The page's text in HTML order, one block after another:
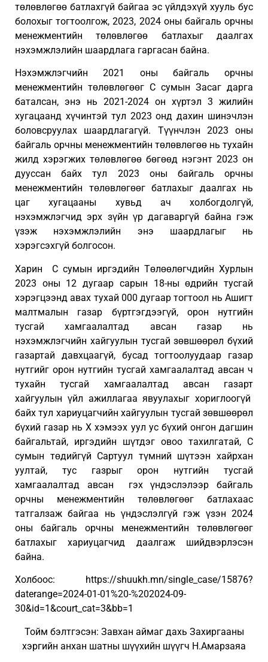
төлөвлөгөө батлахгүй байгаа эс үйлдэхүй хууль бус
болохыг тогтоолгож, 2023, 2024 оны байгаль орчны
менежментийн төлөвлөгөө батлахыг даалгах
нэхэмжлэлийн шаардлага гаргасан байна.
Нэхэмжлэгчийн 2021 оны байгаль орчны
менежментийн төлөвлөгөөг С сумын Засаг дарга
баталсан, энэ нь 2021-2024 он хүртэл 3 жилийн
хугацаанд хүчинтэй тул 2023 онд дахин шинэчлэн
боловсруулах шаардлагагүй. Түүнчлэн 2023 оны
байгаль орчны менежментийн төлөвлөгөө нь тухайн
жилд хэрэгжих төлөвлөгөө бөгөөд нэгэнт 2023 он
дууссан байх тул 2023 оны байгаль орчны
менежментийн төлөвлөгөөг батлахыг даалгах нь
цаг хугацааны хувьд ач холбогдолгүй,
нэхэмжлэгчид эрх зүйн үр дагаваргүй байна гэж
үзэж нэхэмжлэлийн энэ шаардлагыг нь
хэрэгсэхгүй болгосон.
Харин С сумын иргэдийн Төлөөлөгчдийн Хурлын
2023 оны 12 дугаар сарын 18-ны өдрийн тусгай
хэрэгцээнд авах тухай 000 дугаар тогтоол нь Ашигт
малтмалын газар бүртгэгдээгүй, орон нутгийн
тусгай хамгаалалтад авсан газар нь
нэхэмжлэгчийн хайгуулын тусгай зөвшөөрөл бүхий
газартай давхцаагүй, бусад тогтоолуудаар газар
нутгийг орон нутгийн тусгай хамгаалалтад авсан ч
тухайн тусгай хамгаалалтад авсан газарт
хайгуулын үйл ажиллагаа явуулахыг хориглоогүй
байх тул хариуцагчийн хайгуулын тусгай зөвшөөрөл
бүхий газар нь Х хэмээх уул ус бүхий онгон дагшин
байгальтай, иргэдийн шүтдэг овоо тахилгатай, С
сумын төдийгүй Сартуул түмний шүтээн хайрхан
уултай, тус газрыг орон нутгийн тусгай
хамгаалалтад авсан гэх үндэслэлээр байгаль
орчны менежментийн төлөвлөгөөг батлахаас
татгалзаж байгаа нь үндэслэлгүй гэж үзэн 2024
оны байгаль орчны менежментийн төлөвлөгөөг
батлахыг хариуцагчид даалгаж шийдвэрлэсэн
байна.
Холбоос: https://shuukh.mn/single_case/15876?
daterange=2024-01-01%20-%202024-09-
30&id=1&court_cat=3&bb=1
Тойм бэлтгэсэн: Завхан аймаг дахь Захиргааны
хэргийн анхан шатны шүүхийн шүүгч Н.Амарзаяа